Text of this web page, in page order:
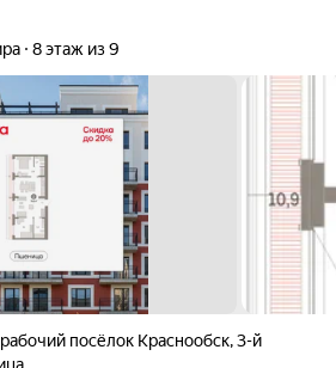
8 этаж из 9
рабочий посёлок Краснообск,3-й